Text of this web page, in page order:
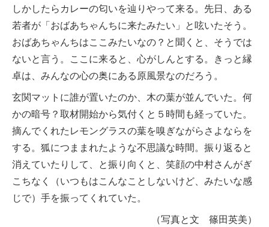
しかしたらカレーの匂いを辿りやって来る。先日、ある
若者が「おばあちゃんちに来たみたい」と呟いたそう。
おばあちゃんちはここみたいなの？と聞くと、そうでは
ないと言う。ここに来ると、心がしんとする。きっと縁
卓は、みんなの心の奥にある原風景なのだろう。
玄関マットに誰が置いたのか、木の葉が並んでいた。何
かの暗号？取材開始から気付くと５時間も経っていた。
摘んでくれたレモングラスの葉を嗅ぎながらさよならを
する。狐につままれたような不思議な時間。振り返ると
消えていたりして、と振り向くと、笑顔の中村さんがぎ
こちなく（いつもはこんなことしないけど、みたいな感
じで）手を振ってくれていた。
（写真と文 篠田英美）